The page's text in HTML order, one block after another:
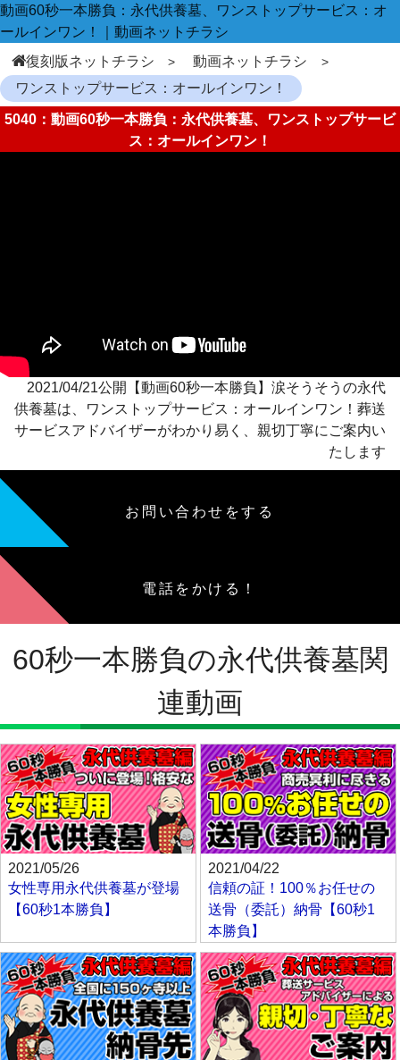
動画60秒一本勝負：永代供養墓、ワンストップサービス：オ
ールインワン！｜動画ネットチラシ
復刻版ネットチラシ
動画ネットチラシ
ワンストップサービス：オールインワン！
5040：動画60秒一本勝負：永代供養墓、ワンストップサービ
ス：オールインワン！
2021/04/21公開【動画60秒一本勝負】涙そうそうの永代
供養墓は、ワンストップサービス：オールインワン！葬送
サービスアドバイザーがわかり易く、親切丁寧にご案内い
たします
お問い合わせをする
電話をかける！
60秒一本勝負の永代供養墓関
連動画
2021/05/26
女性専用永代供養墓が登場
【60秒1本勝負】
2021/04/22
信頼の証！100％お任せの
送骨（委託）納骨【60秒1
本勝負】